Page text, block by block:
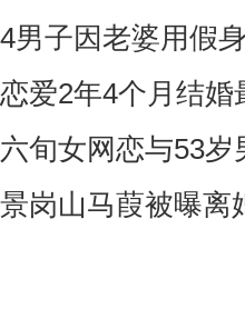
4男子因老婆用假
恋爱2年4个月结
六旬女网恋与53
景岗山马葭被曝离